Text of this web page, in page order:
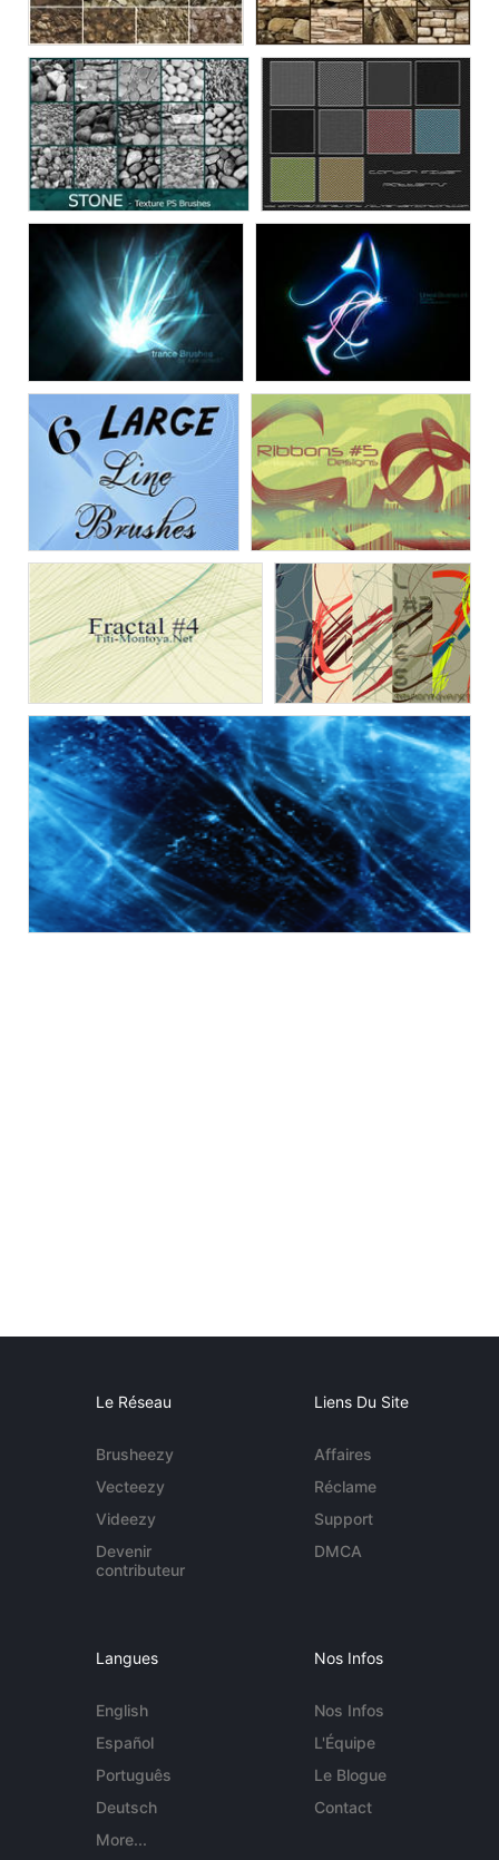
Le Réseau
Brusheezy
Vecteezy
Videezy
Devenir
contributeur
Liens Du Site
Affaires
Réclame
Support
DMCA
Langues
English
Español
Português
Deutsch
More...
Nos Infos
Nos Infos
L'Équipe
Le Blogue
Contact